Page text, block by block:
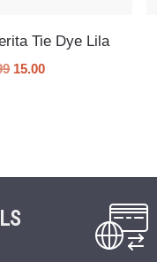
Tie Dye Lila
15.00